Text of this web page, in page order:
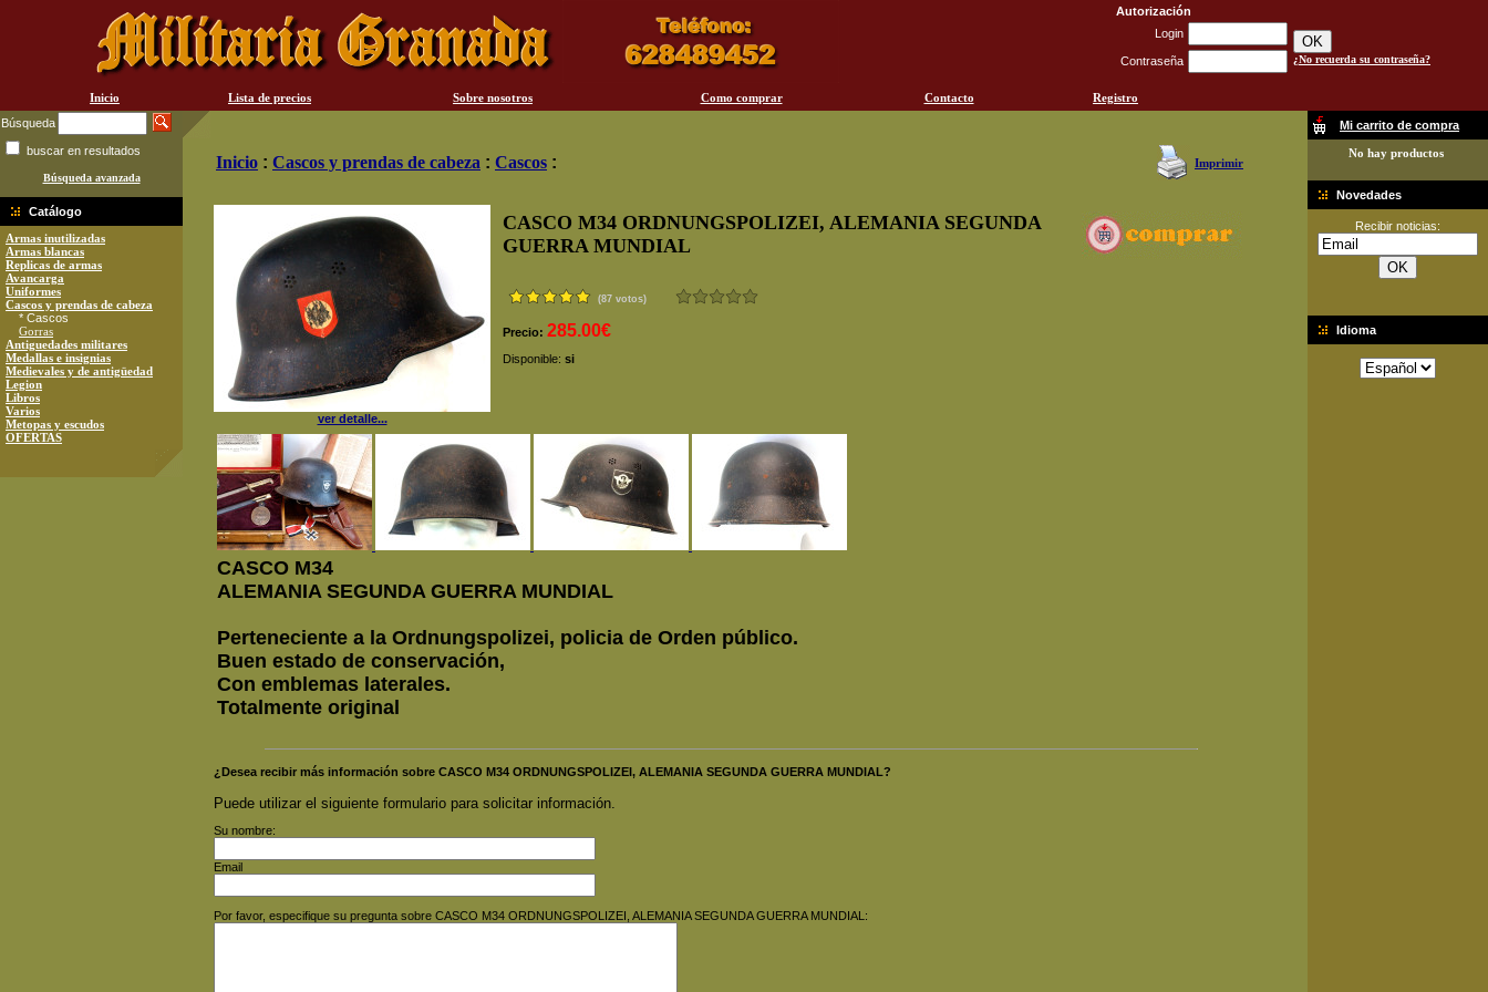
Autorización
Login
Contraseña ¿No recuerda su contraseña?
Inicio Lista de precios Sobre nosotros Como comprar Contacto
Registro
Búsqueda
buscar en resultados
Búsqueda avanzada
Catálogo
Armas inutilizadas
Armas blancas
Replicas de armas
Avancarga
Uniformes
Cascos y prendas de cabeza
* Cascos
Gorras
Antiguedades militares
Medallas e insignias
Medievales y de antigüedad
Legion
Libros
Varios
Metopas y escudos
OFERTAS
Inicio : Cascos y prendas de cabeza : Cascos : Imprimir
ver detalle...
CASCO M34 ORDNUNGSPOLIZEI, ALEMANIA SEGUNDA
GUERRA MUNDIAL
(87 votos)
Precio: 285.00€
Disponible: si
CASCO M34
ALEMANIA SEGUNDA GUERRA MUNDIAL
Perteneciente a la Ordnungspolizei, policia de Orden público.
Buen estado de conservación,
Con emblemas laterales.
Totalmente original
¿Desea recibir más información sobre CASCO M34 ORDNUNGSPOLIZEI, ALEMANIA SEGUNDA GUERRA MUNDIAL?
Puede utilizar el siguiente formulario para solicitar información.
Su nombre:
Email
Por favor, especifique su pregunta sobre CASCO M34 ORDNUNGSPOLIZEI, ALEMANIA SEGUNDA GUERRA MUNDIAL:
Mi carrito de compra
No hay productos
Novedades
Recibir noticias:
Idioma